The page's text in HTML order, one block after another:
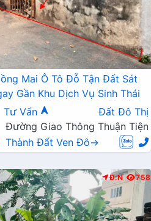
Mai Ô Tô Đỗ Tận Đất Sát
Gần Khu Dịch Vụ Sinh Thái
Tư Vấn
Đất Đô Thị
Đường Giao Thông Thuận Tiện
Thành Đất Ven Đô→
Đ.N 758